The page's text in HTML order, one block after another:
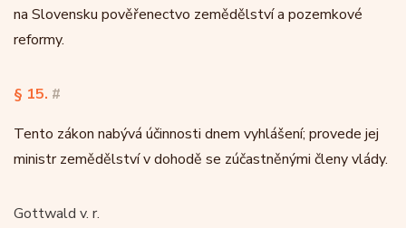
na Slovensku pověřenectvo zemědělství a pozemkové
reformy.
§ 15. #
Tento zákon nabývá účinnosti dnem vyhlášení; provede jej
ministr zemědělství v dohodě se zúčastněnými členy vlády.
Gottwald v. r.